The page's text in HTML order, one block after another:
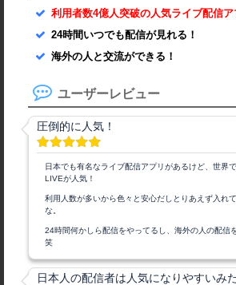
利用者数4億人突破の人気ライブ配信ア
24時間いつでも配信が見れる！
海外の人と交流ができる！
ユーザーレビュー
圧倒的に人気！
日本でも有名なライブ配信アプリがあるけど 、世界
LIVEが人気！
利用人数が多いから色々と安心だしとりあえず入れ
な。
24時間何かしら配信をやってるし、海外の人の配信
笑
日本人の配信者は人気になりやすいみ